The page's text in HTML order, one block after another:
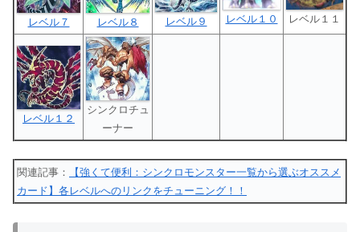
レベル７ レベル８ レベル９ レベル１０ レベル１１
レベル１２
シンクロチュ
ーナー
関連記事：
【強くて便利：シンクロモンスター一覧から選ぶオススメ
カード】各レベルへのリンクをチューニング！！